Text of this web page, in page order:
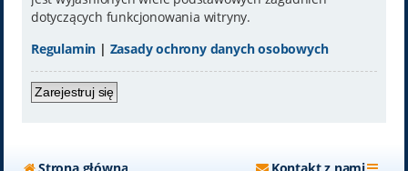
dotyczących funkcjonowania witryny.
Regulamin | Zasady ochrony danych osobowych
Zarejestruj się
Strona główna Kontakt z nami